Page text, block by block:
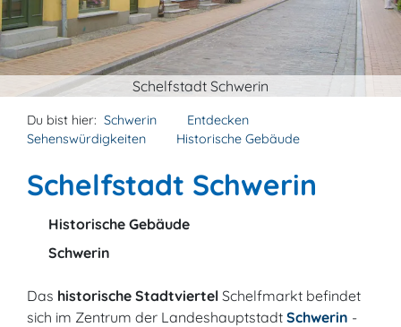
Schelfstadt Schwerin
Du bist hier: Schwerin
Entdecken
Sehenswürdigkeiten
Historische Gebäude
Schelfstadt Schwerin
Historische Gebäude
Schwerin
Das historische Stadtviertel Schelfmarkt befindet
sich im Zentrum der Landeshauptstadt Schwerin -